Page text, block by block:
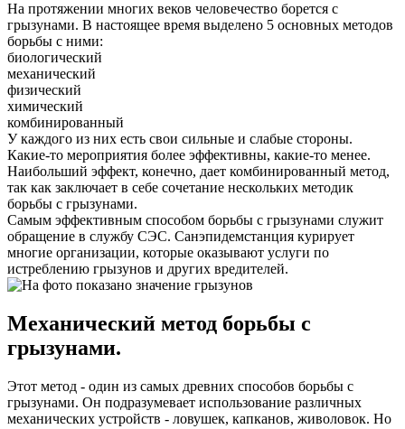
На протяжении многих веков человечество борется с
грызунами. В настоящее время выделено 5 основных методов
борьбы с ними:
биологический
механический
физический
химический
комбинированный
У каждого из них есть свои сильные и слабые стороны.
Какие-то мероприятия более эффективны, какие-то менее.
Наибольший эффект, конечно, дает комбинированный метод,
так как заключает в себе сочетание нескольких методик
борьбы с грызунами.
Самым эффективным способом борьбы с грызунами служит
обращение в службу СЭС. Санэпидемстанция курирует
многие организации, которые оказывают услуги по
истреблению грызунов и других вредителей.
Механический метод борьбы с
грызунами.
Этот метод - один из самых древних способов борьбы с
грызунами. Он подразумевает использование различных
механических устройств - ловушек, капканов, живоловок. Но